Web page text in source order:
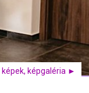
képek, képgaléria ►